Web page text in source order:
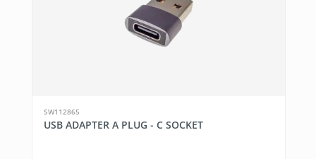
SW112865
USB ADAPTER A PLUG - C SOCKET